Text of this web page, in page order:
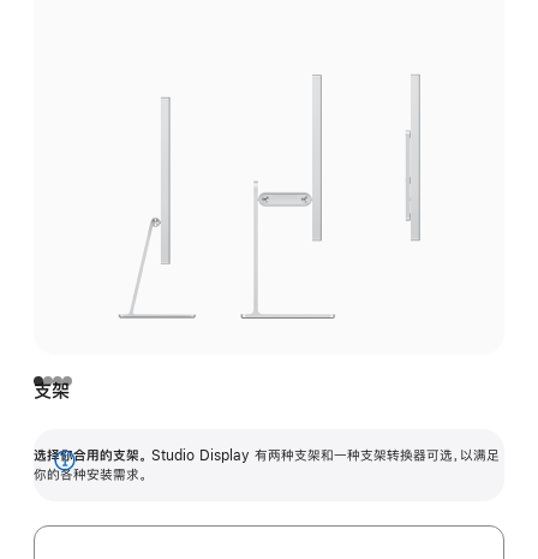
支架
选择你合用的支架。 Studio Display 有两种支架和一种支架转换器可选，以满足
你的各种安装需求。
展